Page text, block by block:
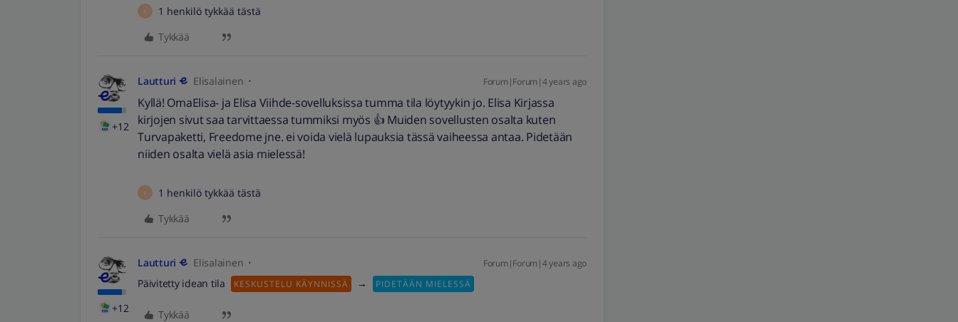
K
1 henkilö tykkää tästä
Tykkää
+12
Lautturi Elisalainen Forum|Forum|4 years ago
Kyllä! OmaElisa- ja Elisa Viihde-sovelluksissa tumma tila löytyykin jo. Elisa Kirjassa
kirjojen sivut saa tarvittaessa tummiksi myös 👍 Muiden sovellusten osalta kuten
Turvapaketti, Freedome jne. ei voida vielä lupauksia tässä vaiheessa antaa. Pidetään
niiden osalta vielä asia mielessä!
K
1 henkilö tykkää tästä
Tykkää
+12
Lautturi Elisalainen Forum|Forum|4 years ago
Päivitetty idean tila KESKUSTELU KÄYNNISSÄ → PIDETÄÄN MIELESSÄ
Tykkää